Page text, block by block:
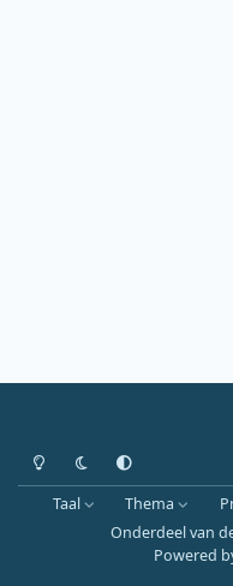
Heldere modus
Donkere modus
Systeemvoorkeur
Taal Thema
Onderdeel van
Powered